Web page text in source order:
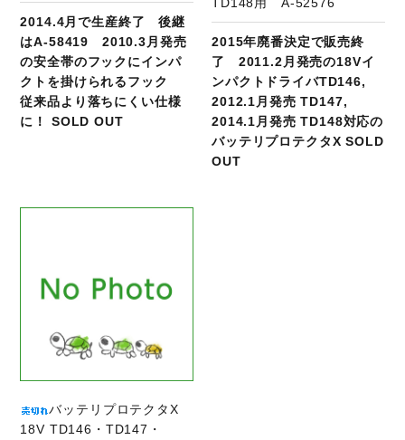
2014.4月で生産終了 後継
はA-58419 2010.3月発売
の安全帯のフックにインパ
クトを掛けられるフック
従来品より落ちにくい仕様
に！ SOLD OUT
2015年廃番決定で販売終
了 2011.2月発売の18Vイ
ンパクトドライバTD146,
2012.1月発売 TD147,
2014.1月発売 TD148対応の
バッテリプロテクタX SOLD
OUT
バッテリプロテクタX
18V TD146・TD147・